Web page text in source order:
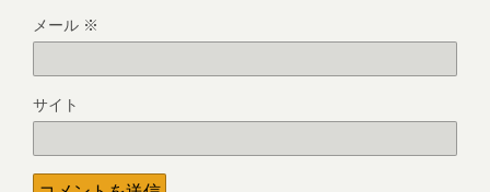
メール ※
サイト